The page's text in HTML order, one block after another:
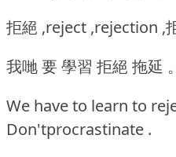
拒絕 ,reject ,rejection ,
我哋 要 學習 拒絕 拖延 。
We have to learn to
Don'tprocrastinate .